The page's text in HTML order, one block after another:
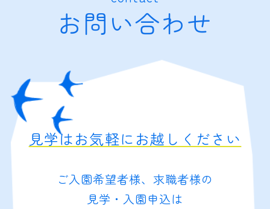
お問い合わせ
見学はお気軽にお越しください
ご入園希望者様、求職者様の
見学・入園申込は